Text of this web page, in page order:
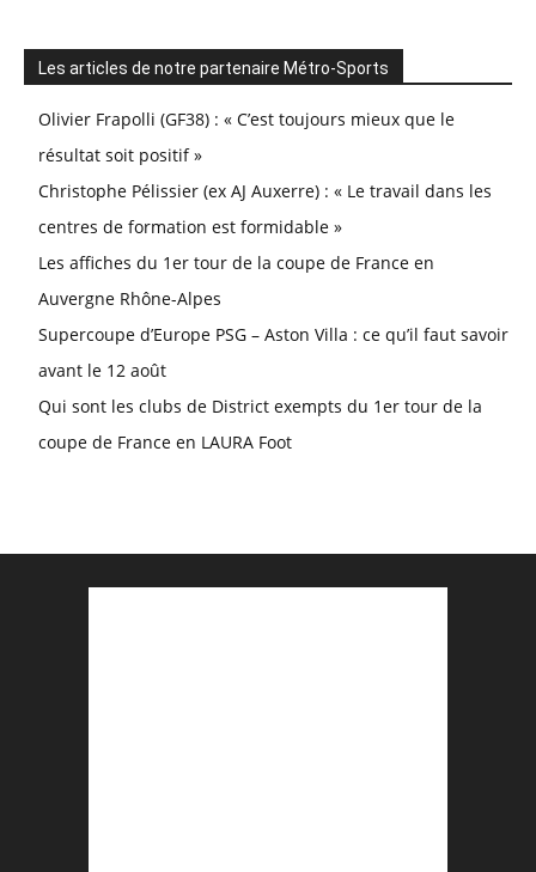
Les articles de notre partenaire Métro-Sports
Olivier Frapolli (GF38) : « C’est toujours mieux que le
résultat soit positif »
Christophe Pélissier (ex AJ Auxerre) : « Le travail dans les
centres de formation est formidable »
Les affiches du 1er tour de la coupe de France en
Auvergne Rhône-Alpes
Supercoupe d’Europe PSG – Aston Villa : ce qu’il faut savoir
avant le 12 août
Qui sont les clubs de District exempts du 1er tour de la
coupe de France en LAURA Foot